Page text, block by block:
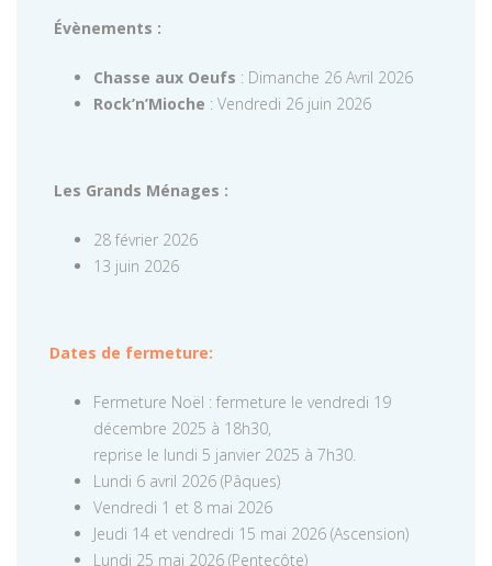
Évènements :
Chasse aux Oeufs : Dimanche 26 Avril 2026
Rock’n’Mioche : Vendredi 26 juin 2026
Les Grands Ménages :
28 février 2026
13 juin 2026
Dates de fermeture:
Fermeture Noël : fermeture le vendredi 19
décembre 2025 à 18h30,
reprise le lundi 5 janvier 2025 à 7h30.
Lundi 6 avril 2026 (Pâques)
Vendredi 1 et 8 mai 2026
Jeudi 14 et vendredi 15 mai 2026 (Ascension)
Lundi 25 mai 2026 (Pentecôte)